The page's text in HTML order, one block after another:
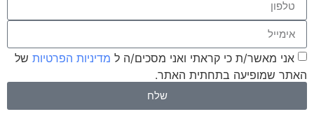
אני מאשר/ת כי קראתי ואני מסכים/ה ל מדיניות הפרטיות של
האתר שמופיעה בתחתית האתר.
שלח